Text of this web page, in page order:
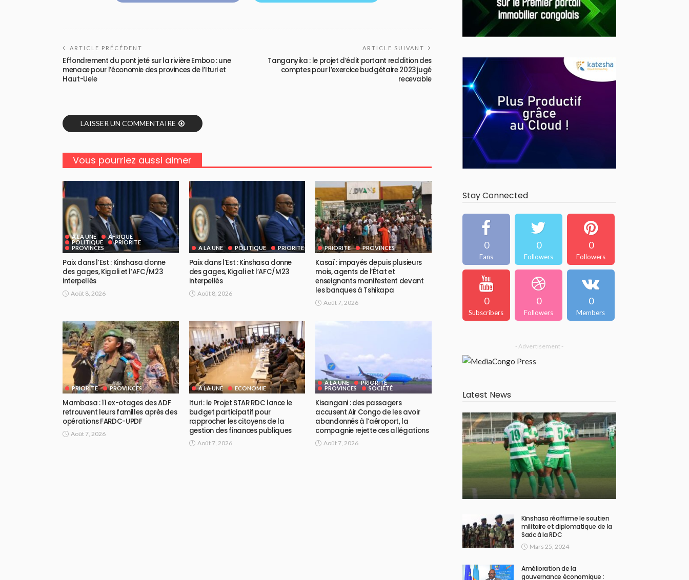
ARTICLE PRÉCÉDENT
Effondrement du pont jeté sur la rivière Emboo : une
menace pour l’économie des provinces de l’Ituri et
Haut-Uele
ARTICLE SUIVANT
Tanganyika : le projet d’édit portant reddition des
comptes pour l’exercice budgétaire 2023 jugé
recevable
LAISSER UN COMMENTAIRE
Vous pourriez aussi aimer
A LA UNE
AFRIQUE
POLITIQUE
PRIORITE
PROVINCES
Paix dans l’Est : Kinshasa donne
des gages, Kigali et l’AFC/M23
interpellés
Août 8, 2026
A LA UNE POLITIQUE PRIORITE
Paix dans l’Est : Kinshasa donne
des gages, Kigali et l’AFC/M23
interpellés
Août 8, 2026
PRIORITE PROVINCES
Kasaï : impayés depuis plusieurs
mois, agents de l’État et
enseignants manifestent devant
les banques à Tshikapa
Août 7, 2026
PRIORITE PROVINCES
Mambasa : 11 ex-otages des ADF
retrouvent leurs familles après des
opérations FARDC-UPDF
Août 7, 2026
A LA UNE ECONOMIE
Ituri : le Projet STAR RDC lance le
budget participatif pour
rapprocher les citoyens de la
gestion des finances publiques
Août 7, 2026
A LA UNE
PRIORITE
PROVINCES
SOCIÉTÉ
Kisangani : des passagers
accusent Air Congo de les avoir
abandonnés à l’aéroport, la
compagnie rejette ces allégations
Août 7, 2026
Stay Connected
0
Fans
0
Followers
0
Followers
0
Subscribers
0
Followers
0
Members
- Advertisement -
Latest News
Kinshasa réaffirme le soutien
militaire et diplomatique de la
Sadc à la RDC
Mars 25, 2024
Amélioration de la
gouvernance économique :